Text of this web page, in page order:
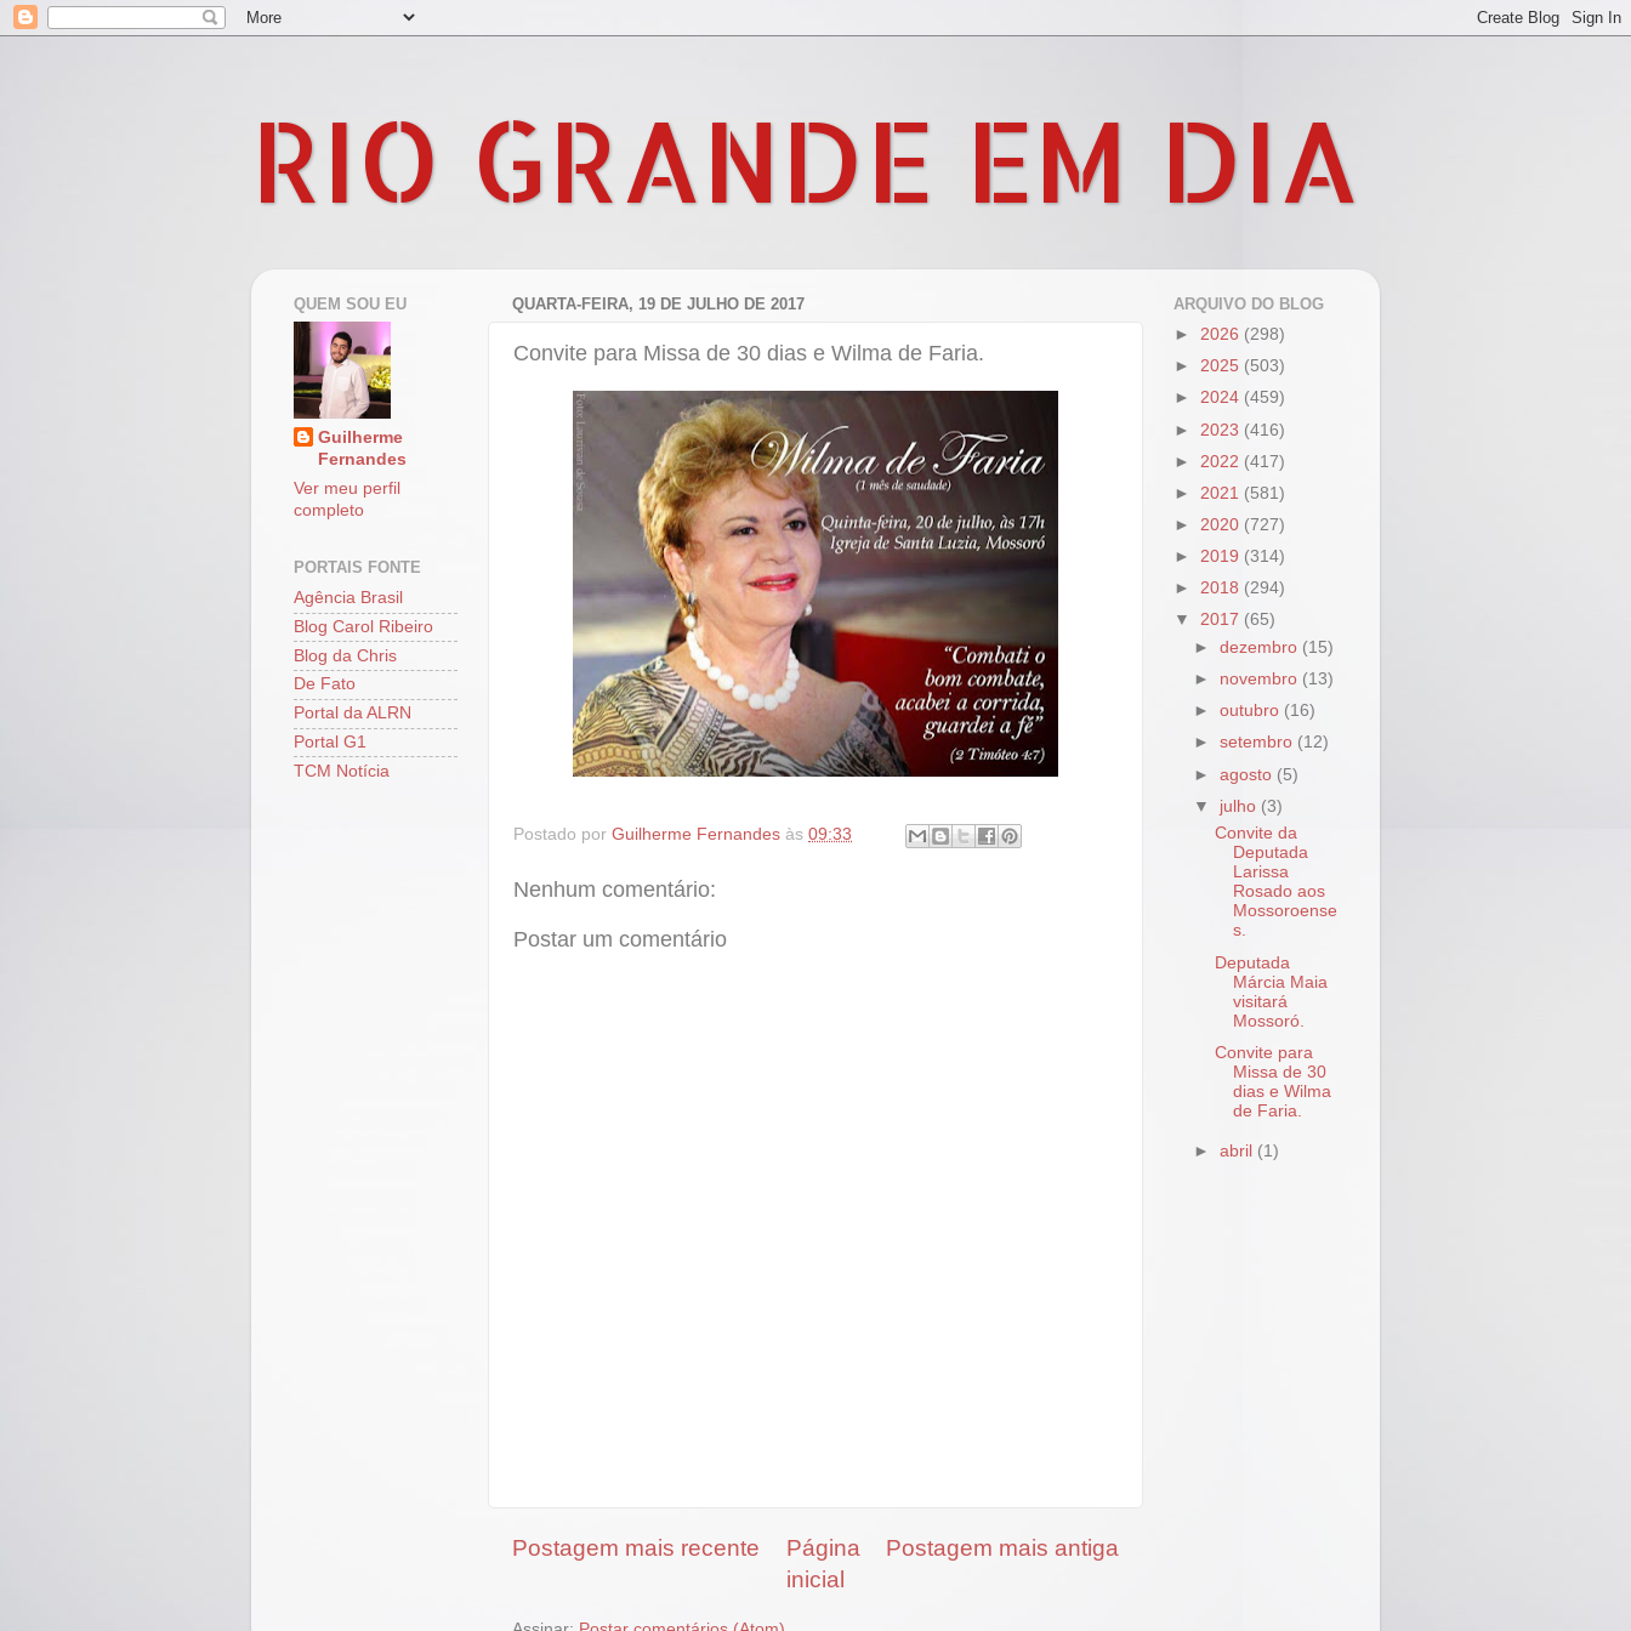
RIO GRANDE EM DIA
QUARTA-FEIRA, 19 DE JULHO DE 2017
Convite para Missa de 30 dias e Wilma de Faria.
Postado por Guilherme Fernandes às 09:33
Nenhum comentário:
Postar um comentário
Postagem mais recente Postagem mais antiga
Página
inicial
QUEM SOU EU
Guilherme
Fernandes
Ver meu perfil
completo
PORTAIS FONTE
Agência Brasil
Blog Carol Ribeiro
Blog da Chris
De Fato
Portal da ALRN
Portal G1
TCM Notícia
ARQUIVO DO BLOG
► 2026 (298)
► 2025 (503)
► 2024 (459)
► 2023 (416)
► 2022 (417)
► 2021 (581)
► 2020 (727)
► 2019 (314)
► 2018 (294)
▼ 2017 (65)
►dezembro (15)
► novembro (13)
►outubro (16)
►setembro (12)
►agosto (5)
▼ julho (3)
Convite da
Deputada
Larissa
Rosado aos
Mossoroense
s.
Deputada
Márcia Maia
visitará
Mossoró.
Convite para
Missa de 30
dias e Wilma
de Faria.
►abril (1)